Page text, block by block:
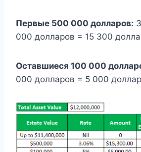
Первые 500 000 долларов:
000 долларов = 15 300
Оставшиеся 100 000
000 долларов = 5 000